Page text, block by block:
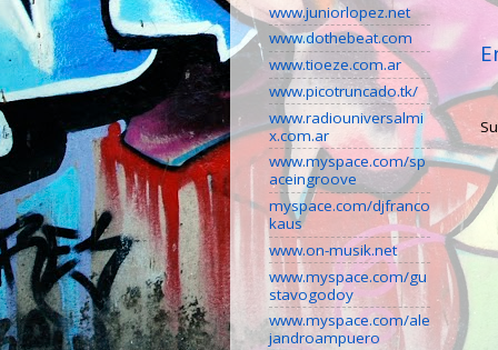
www.juniorlopez.net
www.dothebeat.com
www.tioeze.com.ar
www.picotruncado.tk/
www.radiouniversalmi
x.com.ar
www.myspace.com/sp
aceingroove
myspace.com/djfranco
kaus
www.on-musik.net
www.myspace.com/gu
stavogodoy
www.myspace.com/ale
jandroampuero